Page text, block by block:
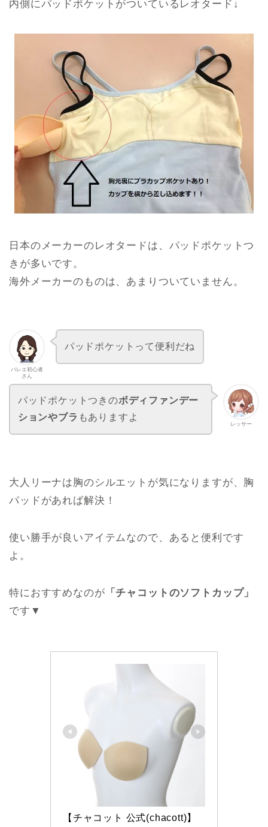
内側にパッドポケットがついているレオタード↓
日本のメーカーのレオタードは、パッドポケットつ
きが多いです。
海外メーカーのものは、あまりついていません。
バレエ初心者
さん
パッドポケットって便利だね
レッサー
パッドポケットつきのボディファンデー
ションやブラ もありますよ
大人リーナは胸のシルエットが気になりますが、胸
パッドがあれば解決！
使い勝手が良いアイテムなので、あると便利です
よ。
特におすすめなのが 「チャコットのソフトカップ」
です▼
【チャコット 公式(chacott)】